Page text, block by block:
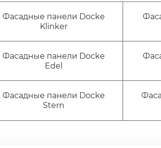
Фасадные панели Docke
Klinker
Фасадные панели Docke
Edel
Фасадные панели Docke
Stern